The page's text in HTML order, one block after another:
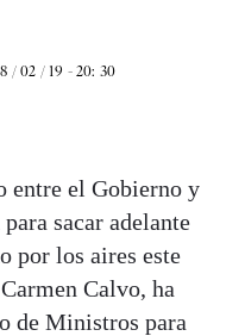
/ 02 / 19 - 20: 30
entre el Gobierno y
sacar adelante
por los aires este
Calvo, ha
de Ministros para